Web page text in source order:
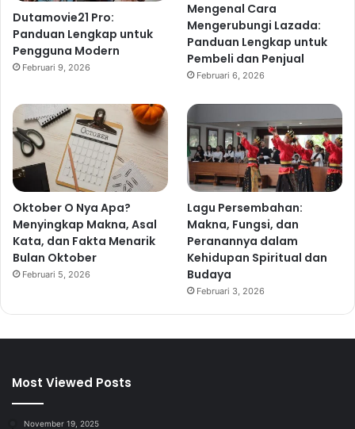
Dutamovie21 Pro:
Panduan Lengkap untuk
Pengguna Modern
Februari 9, 2026
Mengenal Cara
Mengerubungi Lazada:
Panduan Lengkap untuk
Pembeli dan Penjual
Februari 6, 2026
Oktober O Nya Apa?
Menyingkap Makna, Asal
Kata, dan Fakta Menarik
Bulan Oktober
Februari 5, 2026
Lagu Persembahan:
Makna, Fungsi, dan
Peranannya dalam
Kehidupan Spiritual dan
Budaya
Februari 3, 2026
Most Viewed Posts
November 19, 2025